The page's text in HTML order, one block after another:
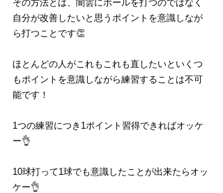
その方法とは、闇雲にボールを打つのではなく
自分が改善したいと思うポイントを意識しなが
ら打つことです👏
ほとんどの人がこれもこれも直したいといくつ
もポイントを意識しながら練習することは不可
能です！
1つの練習につき1ポイント習得できればオッケ
ー👌
10球打って1球でも意識したことが出来たらオッ
ケー👌